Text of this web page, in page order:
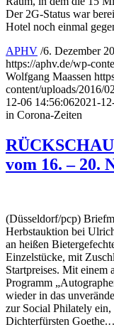
Der 2G-Status war
Hotel noch einmal
APHV /6. Dezember
https://aphv.de/wp-
Wolfgang Maassen
content/uploads/2016/
12-06 14:56:062021-
in Corona-Zeiten
vom 16. – 20.
(Düsseldorf/pcp)
Herbstauktion bei
an heißen
Einzelstücke, mit
Startpreises. Mit einem
Programm
wieder in das
zur Social Philately
Dichterfürsten